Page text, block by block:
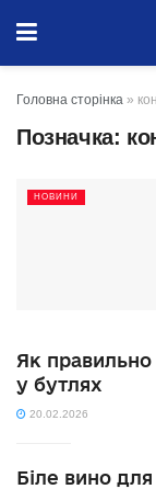
Головна сторінка »
Позначка:
НОВИНИ
Як правильно
у бутлях
20.02.2026
Біле вино